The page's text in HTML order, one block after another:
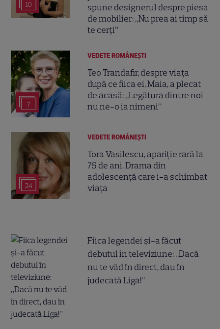
10
spune designerul despre piesa
de mobilier: „Nu prea ai timp să
te cerți”
7
VEDETE ROMÂNEŞTI
Teo Trandafir, despre viața
după ce fiica ei, Maia, a plecat
de acasă: „Legătura dintre noi
nu ne-o ia nimeni”
24
VEDETE ROMÂNEŞTI
Tora Vasilescu, apariție rară la
75 de ani. Drama din
adolescență care i-a schimbat
viața
Fiica legendei și-a făcut
debutul în televiziune: „Dacă
nu te văd în direct, dau în
judecată Liga!”